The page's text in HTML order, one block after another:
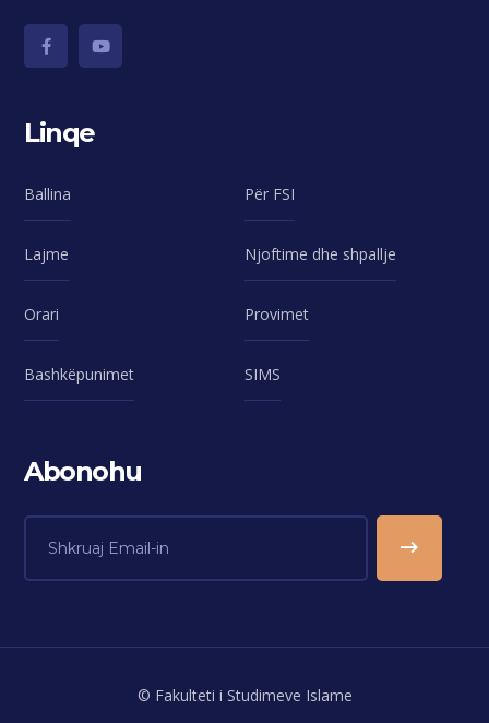
Linqe
Ballina Për FSI
Lajme Njoftime dhe shpallje
Orari Provimet
Bashkëpunimet SIMS
Abonohu
© Fakulteti i Studimeve Islame